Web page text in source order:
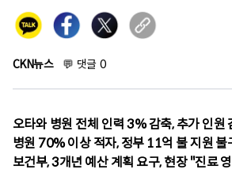
CKN뉴스 💬 댓글 0
오타와 병원 전체 인력 3% 감축, 추가 인원
병원 70% 이상 적자, 정부 11억 불 지원
보건부, 3개년 예산 계획 요구, 현장 "진료